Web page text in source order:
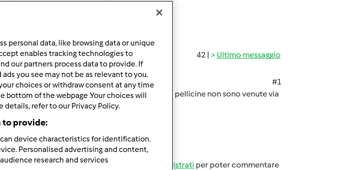
42 | Ultimo messaggio
#1
di ceci in una semplice pentola di acciaio e le pellicine non sono venute via
registrati per poter commentare
personal data, like browsing data or unique
enables tracking technologies to
our partners process data to provide. If
you see may not be as relevant to you.
choices or withdraw consent at any time
bottom of the webpage .Your choices will
refer to our Privacy Policy.
to provide:
device characteristics for identification.
Personalised advertising and content,
research and services